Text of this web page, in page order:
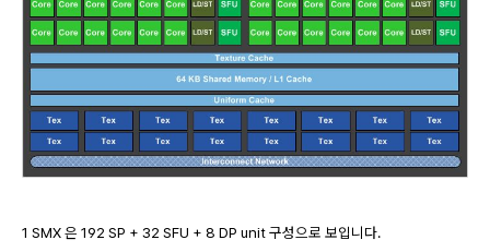
1 SMX 은 192 SP + 32 SFU + 8 DP unit 구성으로 보입니다.